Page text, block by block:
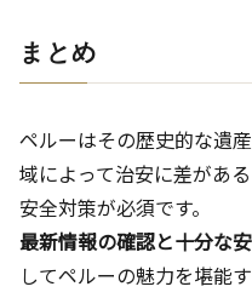
まとめ
ペルーはその歴史的な遺
域によって治安に差があ
安全対策が必須です。
最新情報の確認と十分な
してペルーの魅力を堪能